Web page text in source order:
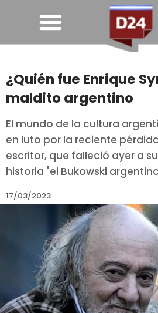
¿Quién fue Enrique
maldito argentino
El mundo de la cultura
en luto por la reciente
escritor, que falleció ayer a
historia "el Bukowski
17/03/2023